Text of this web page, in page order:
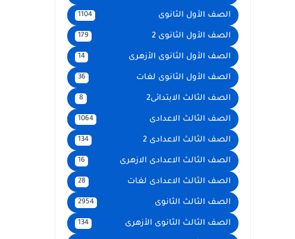
الصف الأول الثانوى 1104
الصف الأول الثانوى 2 179
الصف الأول الثانوى الأزهرى 14
الصف الأول الثانوى لغات 36
الصف الثالث الابتدائى2 8
الصف الثالث الاعدادى 1064
الصف الثالث الاعدادى 2 134
الصف الثالث الاعدادى الازهرى 16
الصف الثالث الاعدادى لغات 28
الصف الثالث الثانوى 2954
الصف الثالث الثانوى الأزهرى 134